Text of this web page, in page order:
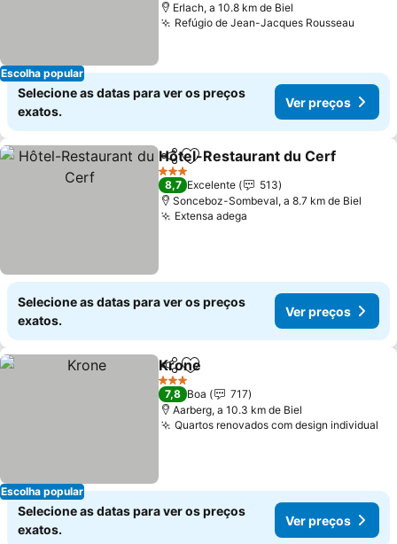
Escolha popular
Erlach, a 10.8 km de Biel
Refúgio de Jean-Jacques Rousseau
Selecione as datas para ver os preços
exatos.
Ver preços
PartilharAdicionar aos favoritos
Hôtel-Restaurant du Cerf
3 Estrelas
8,7 Excelente
513
Sonceboz-Sombeval, a 8.7 km de Biel
Extensa adega
Selecione as datas para ver os preços
exatos.
Ver preços
Escolha popular
PartilharAdicionar aos favoritos
Krone
3 Estrelas
7,8 Boa
717
Aarberg, a 10.3 km de Biel
Quartos renovados com design individual
Selecione as datas para ver os preços
exatos.
Ver preços